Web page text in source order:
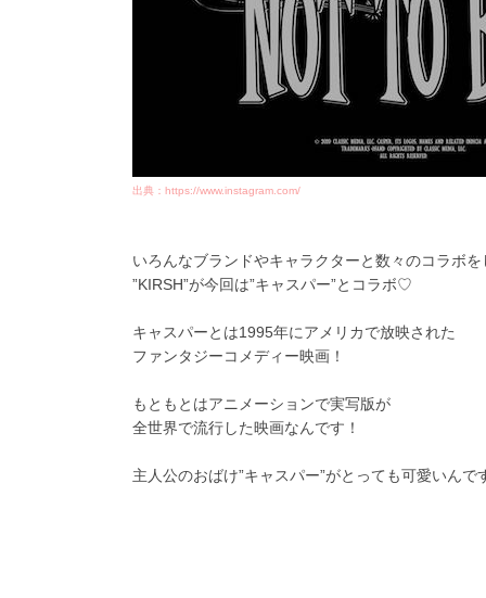
出典：https://www.instagram.com/
いろんなブランドやキャラクターと数々のコラボを
”KIRSH”が今回は”キャスパー”とコラボ♡
キャスパーとは1995年にアメリカで放映された
ファンタジーコメディー映画！
もともとはアニメーションで実写版が
全世界で流行した映画なんです！
主人公のおばけ”キャスパー”がとっても可愛いん